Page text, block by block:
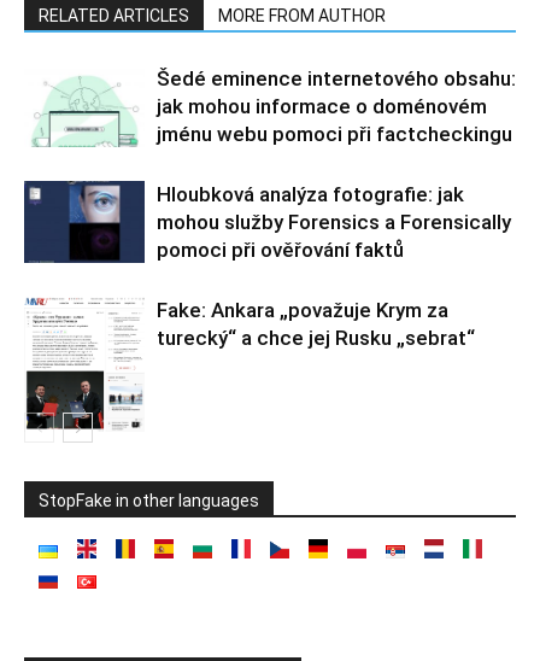
RELATED ARTICLES MORE FROM AUTHOR
Šedé eminence internetového obsahu:
jak mohou informace o doménovém
jménu webu pomoci při factcheckingu
Hloubková analýza fotografie: jak
mohou služby Forensics a Forensically
pomoci při ověřování faktů
Fake: Ankara „považuje Krym za
turecký“ a chce jej Rusku „sebrat“
StopFake in other languages